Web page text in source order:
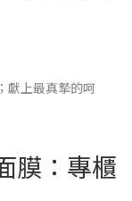
獻上最真摯的呵
膜：專櫃